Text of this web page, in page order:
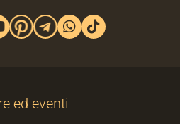
ed eventi